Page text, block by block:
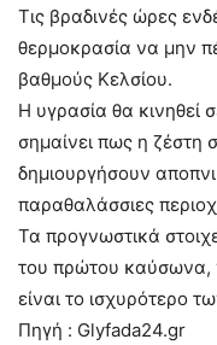
Τις βραδινές ώρες
θερμοκρασία να μην
βαθμούς Κελσίου.
Η υγρασία θα κινηθεί
σημαίνει πως η ζέστη
δημιουργήσουν
παραθαλάσσιες
Τα προγνωστικά
του πρώτου καύσωνα,
είναι το ισχυρότερο
Πηγή : Glyfada24.gr